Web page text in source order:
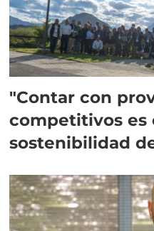
"Contar con
competitivos es
sostenibilidad